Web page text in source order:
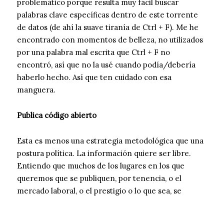
problemático porque resulta muy fácil buscar
palabras clave específicas dentro de este torrente
de datos (de ahí la suave tiranía de Ctrl + F). Me he
encontrado con momentos de belleza, no utilizados
por una palabra mal escrita que Ctrl + F no
encontró, así que no la usé cuando podía/debería
haberlo hecho. Así que ten cuidado con esa
manguera.
Publica código abierto
Esta es menos una estrategia metodológica que una
postura política. La información quiere ser libre.
Entiendo que muchos de los lugares en los que
queremos que se publiquen, por tenencia, o el
mercado laboral, o el prestigio o lo que sea, se